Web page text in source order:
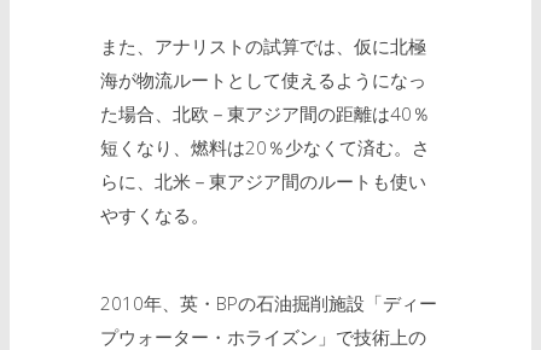
また、アナリストの試算では、仮に北極
海が物流ルートとして使えるようになっ
た場合、北欧－東アジア間の距離は40％
短くなり、燃料は20％少なくて済む。さ
らに、北米－東アジア間のルートも使い
やすくなる。
2010年、英・BPの石油掘削施設「ディー
プウォーター・ホライズン」で技術上の